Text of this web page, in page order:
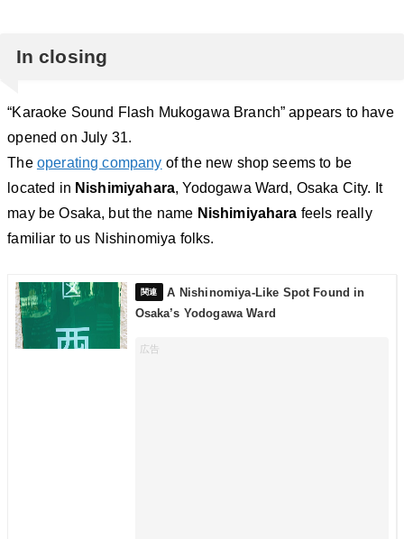
In closing
“Karaoke Sound Flash Mukogawa Branch” appears to have
opened on July 31.
The operating company of the new shop seems to be
located in Nishimiyahara, Yodogawa Ward, Osaka City. It
may be Osaka, but the name Nishimiyahara feels really
familiar to us Nishinomiya folks.
A Nishinomiya-Like Spot Found in
Osaka’s Yodogawa Ward